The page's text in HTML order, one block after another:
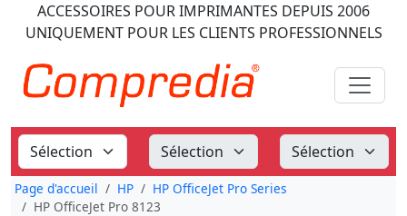
ACCESSOIRES POUR IMPRIMANTES DEPUIS 2006
UNIQUEMENT POUR LES CLIENTS PROFESSIONNELS
Page d'accueil HP
HP OfficeJet Pro Series
HP OfficeJet Pro 8123